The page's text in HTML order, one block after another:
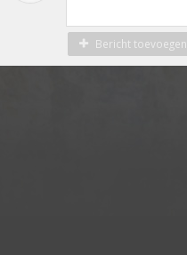
Bericht toevoegen